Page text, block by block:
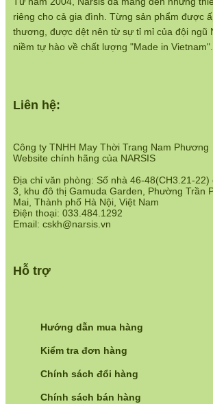
Công ty TNHH May Thời Trang Nam Phương
Website chính hãng của NARSIS
Địa chỉ văn phòng: Số nhà 46-48(CH3.21-
3, khu đô thị Gamuda Garden, Phường Trần
Mai, Thành phố Hà Nội, Việt Nam
Điện thoại: 033.484.1292
Email: cskh@narsis.vn
Hỗ trợ
Liên hệ:
Hướng dẫn mua hàng
Kiểm tra đơn hàng
Chính sách đổi hàng
Chính sách bán hàng
riêng cho cả gia đình. Từng sản phẩm được
thương, được dệt nên từ sự tỉ mỉ của đội ngũ
niềm tự hào về chất lượng "Made in Vietnam".